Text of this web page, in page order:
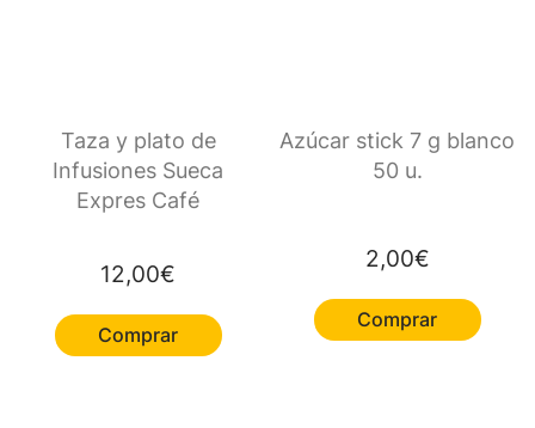
Taza y plato de
Infusiones Sueca
Expres Café
12,00€
Comprar
Azúcar stick 7 g blanco
50 u.
2,00€
Comprar